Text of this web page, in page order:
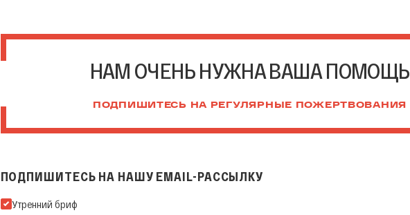
НАМ ОЧЕНЬ НУЖНА ВАША ПОМОЩЬ
ПОДПИШИТЕСЬ НА РЕГУЛЯРНЫЕ ПОЖЕРТВОВАНИЯ
ПОДПИШИТЕСЬ НА НАШУ EMAIL-РАССЫЛКУ
Подпишитесь на нашу Email-рассылку
Утренний бриф